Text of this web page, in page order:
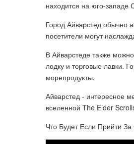
находится на юго-западе
Город Айварстед обычно
посетители могут
В Айварстеде также
лодку и торговые лавки.
морепродукты.
Айварстед - интересное
вселенной The Elder
Что Будет Если Прийти